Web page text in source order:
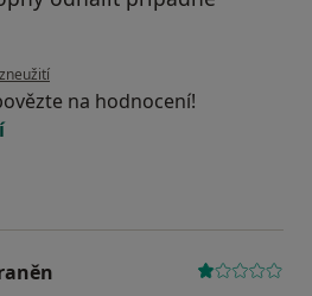
uživatele Váš účet byl odstraněn
na hodnocení!